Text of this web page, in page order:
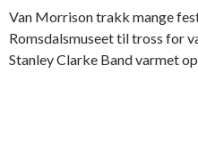
Van Morrison trakk mange
Romsdalsmuseet til tross for
Stanley Clarke Band varmet